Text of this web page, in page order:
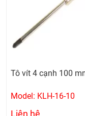
Tô vít 4 cạnh 100
Model: KLH-16-10
Liên hệ